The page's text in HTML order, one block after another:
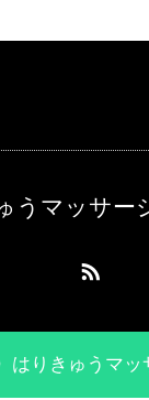
うマッサ
はりきゅうマ